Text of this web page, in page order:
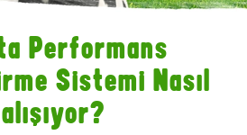
Performans
Sistemi Nasıl